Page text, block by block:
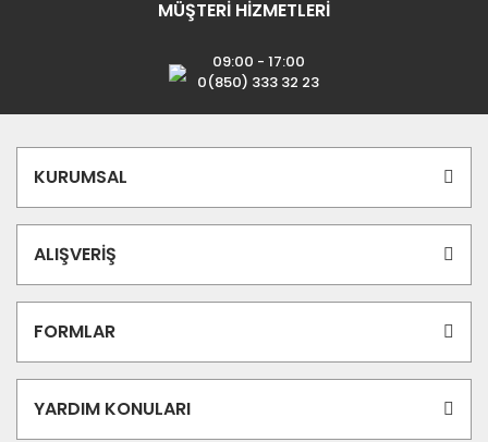
MÜŞTERİ HİZMETLERİ
09:00 - 17:00
0(850) 333 32 23
KURUMSAL
ALIŞVERİŞ
FORMLAR
YARDIM KONULARI